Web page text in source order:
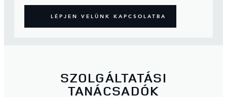
LÉPJEN VELÜNK KAPCSOLATBA
SZOLGÁLTATÁSI
TANÁCSADÓK